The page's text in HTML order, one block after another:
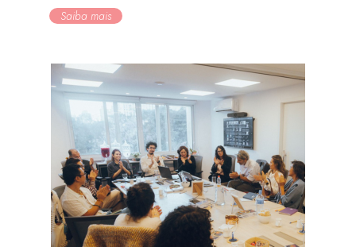
Saiba mais